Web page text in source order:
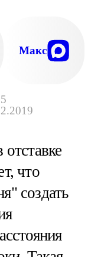
Макс
что
создать